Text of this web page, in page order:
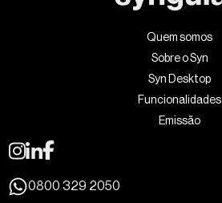
Quem somos
Sobre o Syn
Syn Desktop
Funcionalidades
Emissão
0800 329 2050